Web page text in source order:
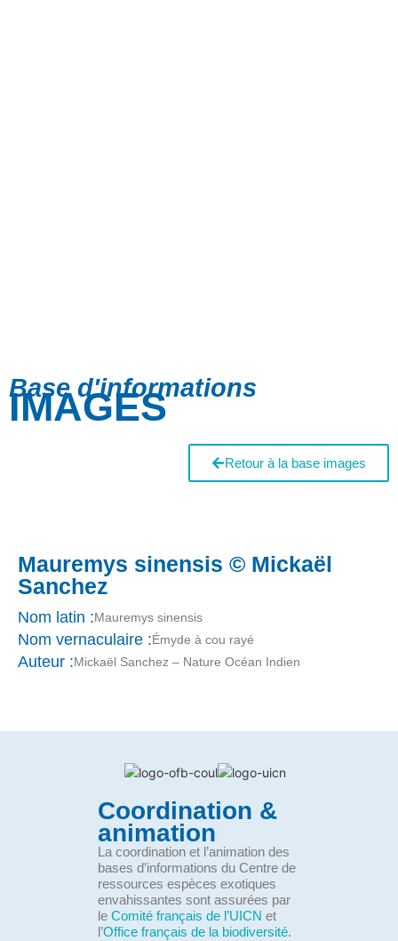
Base d'informations
IMAGES
Retour à la base images
Mauremys sinensis © Mickaël
Sanchez
Nom latin :Mauremys sinensis
Nom vernaculaire :Émyde à cou rayé
Auteur :Mickaël Sanchez – Nature Océan Indien
Coordination &
animation
La coordination et l’animation des
bases d’informations du Centre de
ressources espèces exotiques
envahissantes sont assurées par
le Comité français de l’UICN et
l’Office français de la biodiversité.